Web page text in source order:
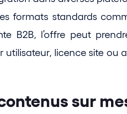
formats standards
B2B, l’offre peut
licence site ou
sur